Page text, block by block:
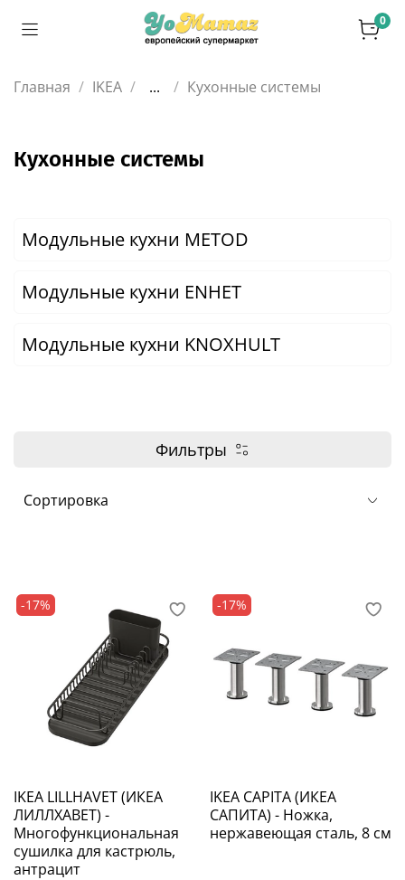
0
Главная IKEA ... Кухонные системы
Кухонные системы
Модульные кухни METOD
Модульные кухни ENHET
Модульные кухни KNOXHULT
Фильтры
-17%
IKEA LILLHAVET (ИКЕА
ЛИЛЛХАВЕТ) -
Многофункциональная
сушилка для кастрюль,
антрацит
-17%
IKEA CAPITA (ИКЕА
САПИТА) - Ножка,
нержавеющая сталь, 8 см